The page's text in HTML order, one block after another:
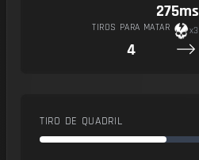
275ms
TIROS PARA MATAR
4
x3
TIRO DE QUADRIL